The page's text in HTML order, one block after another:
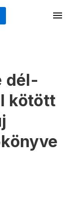
dél-
kötött